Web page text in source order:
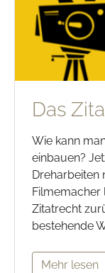
Das
Wie kann
einbauen?
Dreharbeiten
Filmemacher
Zitatrecht
bestehende
Mehr lesen